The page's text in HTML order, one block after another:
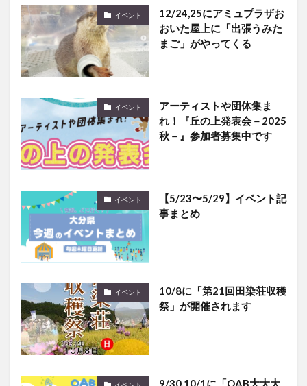
イベント
12/24,25にアミュプラザお
おいた屋上に「出張うみた
まご」がやってくる
イベント
アーティストや団体集ま
れ！『丘の上発表会－2025
秋－』参加者募集中です
イベント
【5/23〜5/29】イベント記
事まとめ
イベント
10/8に「第21回田染荘収穫
祭」が開催されます
9/30,10/1に「OAB大大大